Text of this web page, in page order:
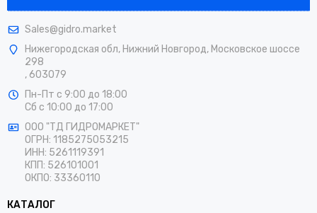
Sales@gidro.market
Нижегородская обл, Нижний Новгород, Московское шоссе
298
, 603079
Пн-Пт с 9:00 до 18:00
Сб с 10:00 до 17:00
ООО "ТД ГИДРОМАРКЕТ"
ОГРН: 1185275053215
ИНН: 5261119391
КПП: 526101001
ОКПО: 33360110
КАТАЛОГ